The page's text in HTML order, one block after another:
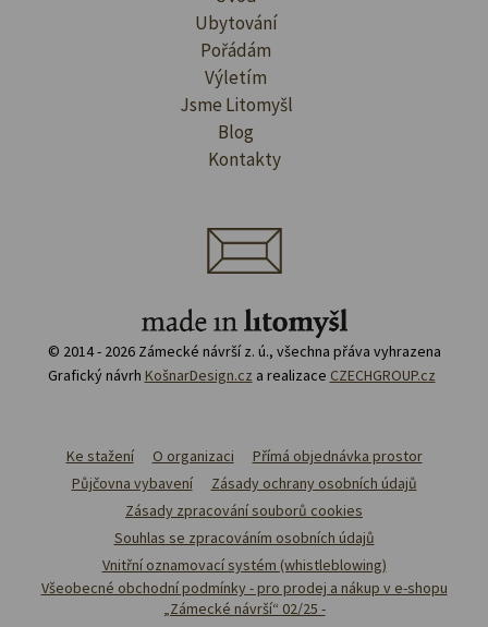
Ubytování
Pořádám
Výletím
Jsme Litomyšl
Blog
Kontakty
© 2014 - 2026 Zámecké návrší z. ú., všechna přáva vyhrazena
Grafický návrh KošnarDesign.cz a realizace CZECHGROUP.cz
Ke stažení O organizaci
Přímá objednávka prostor
Půjčovna vybavení
Zásady ochrany osobních údajů
Zásady zpracování souborů cookies
Souhlas se zpracováním osobních údajů
Vnitřní oznamovací systém (whistleblowing)
Všeobecné obchodní podmínky - pro prodej a nákup v e-shopu
„Zámecké návrší“ 02/25 -